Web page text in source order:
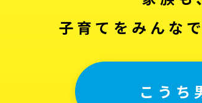
子育てをみんな
こうち